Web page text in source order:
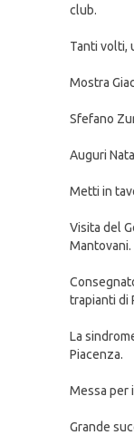
club.
Tanti volti,
Mostra
Sfefano
Auguri
Metti in
Visita del
Mantovani.
trapianti di
La
Piacenza.
Messa per
Grande